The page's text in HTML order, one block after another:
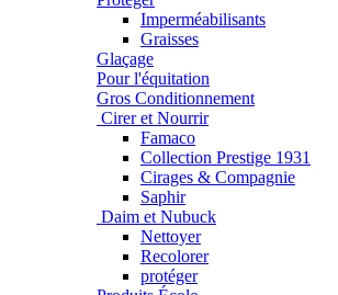
Imperméabilisants
Graisses
Glaçage
Pour l'équitation
Gros Conditionnement
Cirer et Nourrir
Famaco
Collection Prestige 1931
Cirages & Compagnie
Saphir
Daim et Nubuck
Nettoyer
Recolorer
protéger